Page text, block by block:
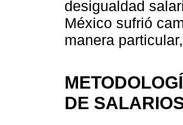
desigualdad
México sufrió
manera
DE